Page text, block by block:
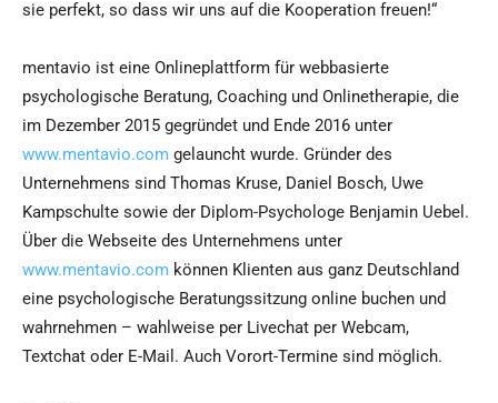
sie perfekt, so dass wir uns auf die Kooperation freuen!“
mentavio ist eine Onlineplattform für webbasierte
psychologische Beratung, Coaching und Onlinetherapie, die
im Dezember 2015 gegründet und Ende 2016 unter
www.mentavio.com gelauncht wurde. Gründer des
Unternehmens sind Thomas Kruse, Daniel Bosch, Uwe
Kampschulte sowie der Diplom-Psychologe Benjamin Uebel.
Über die Webseite des Unternehmens unter
www.mentavio.com können Klienten aus ganz Deutschland
eine psychologische Beratungssitzung online buchen und
wahrnehmen – wahlweise per Livechat per Webcam,
Textchat oder E-Mail. Auch Vorort-Termine sind möglich.